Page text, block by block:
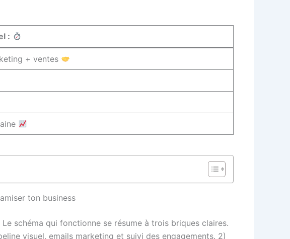
:
+ ventes
ton business
Le schéma qui fonctionne se résume à trois briques claires.
visuel, emails marketing et suivi des engagements. 2)